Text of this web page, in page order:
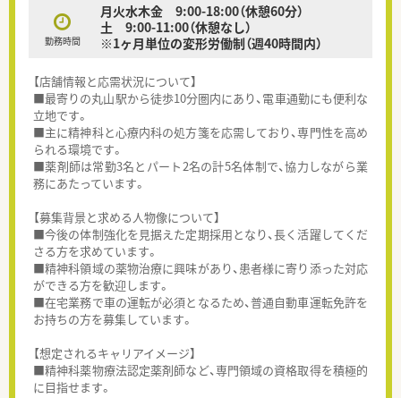
勤務時間
月火水木金 9:00-18:00（休憩60分）
土 9:00-11:00（休憩なし）
※1ヶ月単位の変形労働制（週40時間内）
【店舗情報と応需状況について】
■最寄りの丸山駅から徒歩10分圏内にあり、電車通勤にも便利な
立地です。
■主に精神科と心療内科の処方箋を応需しており、専門性を高め
られる環境です。
■薬剤師は常勤3名とパート2名の計5名体制で、協力しながら業
務にあたっています。
【募集背景と求める人物像について】
■今後の体制強化を見据えた定期採用となり、長く活躍してくだ
さる方を求めています。
■精神科領域の薬物治療に興味があり、患者様に寄り添った対応
ができる方を歓迎します。
■在宅業務で車の運転が必須となるため、普通自動車運転免許を
お持ちの方を募集しています。
【想定されるキャリアイメージ】
■精神科薬物療法認定薬剤師など、専門領域の資格取得を積極的
に目指せます。